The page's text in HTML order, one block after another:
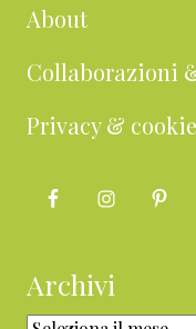
About
Collaborazioni
Privacy &
Archivi